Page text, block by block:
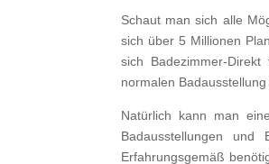
Schaut man sich alle
sich über 5 Millionen
sich Badezimmer-
normalen Badausstellung
Natürlich kann man
Badausstellungen
Erfahrungsgemäß